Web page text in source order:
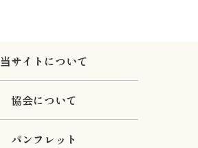
当サイトについて
協会について
パンフレット